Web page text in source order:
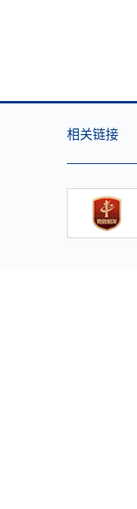
相关链接